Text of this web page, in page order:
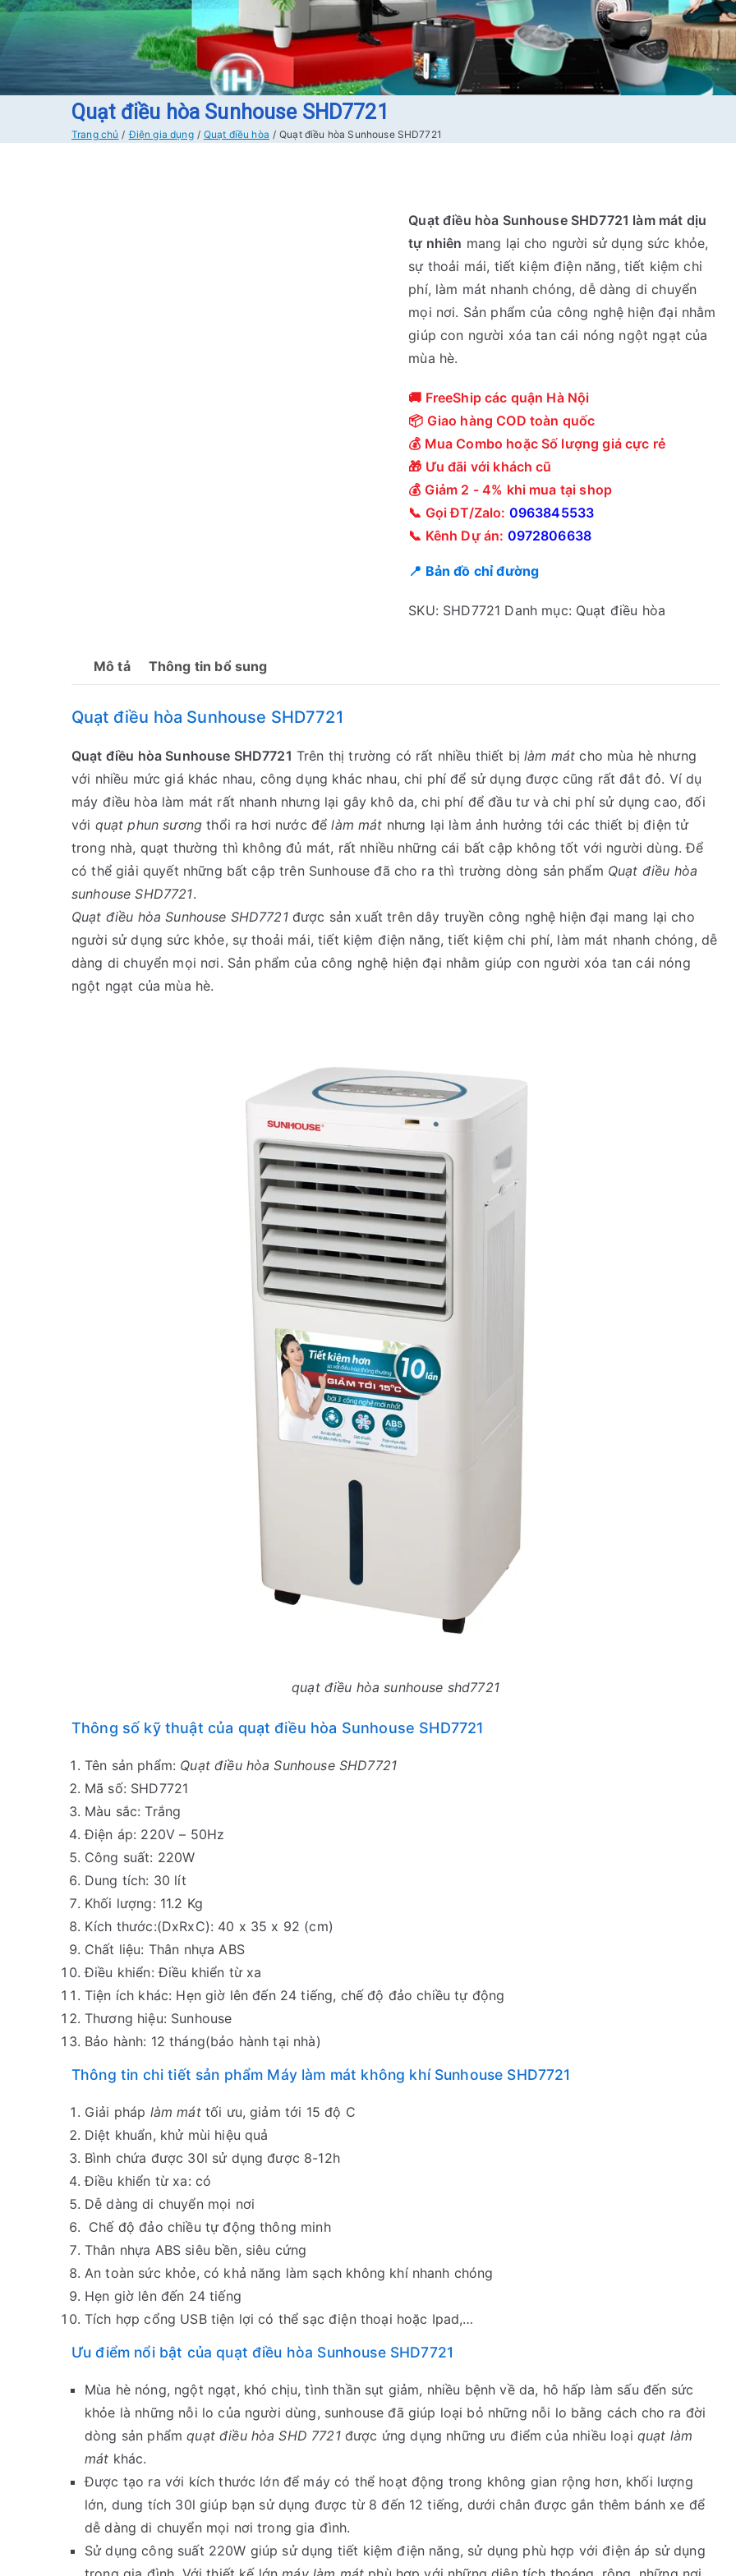
Quạt điều hòa Sunhouse SHD7721
Trang chủ Điện gia dụng Quạt điều hòa Quạt điều hòa Sunhouse SHD7721
Quạt điều hòa Sunhouse SHD7721 làm mát dịu
tự nhiên mang lại cho người sử dụng sức khỏe,
sự thoải mái, tiết kiệm điện năng, tiết kiệm chi
phí, làm mát nhanh chóng, dễ dàng di chuyển
mọi nơi. Sản phẩm của công nghệ hiện đại nhằm
giúp con người xóa tan cái nóng ngột ngạt của
mùa hè.
🚚 FreeShip các quận Hà Nội
📦 Giao hàng COD toàn quốc
💰 Mua Combo hoặc Số lượng giá cực rẻ
🎁 Ưu đãi với khách cũ
💰 Giảm 2 - 4% khi mua tại shop
📞 Gọi ĐT/Zalo: 0963845533
📞 Kênh Dự án: 0972806638
📍 Bản đồ chỉ đường
SKU: SHD7721 Danh mục: Quạt điều hòa
Mô tả Thông tin bổ sung
Quạt điều hòa Sunhouse SHD7721
Quạt điều hòa Sunhouse SHD7721 Trên thị trường có rất nhiều thiết bịlàm mát cho mùa hè nhưng
với nhiều mức giá khác nhau, công dụng khác nhau, chi phí để sử dụng được cũng rất đắt đỏ. Ví dụ
máy điều hòa làm mát rất nhanh nhưng lại gây khô da, chi phí để đầu tư và chi phí sử dụng cao, đối
với quạt phun sươngthổi ra hơi nước đểlàm mát nhưng lại làm ảnh hưởng tới các thiết bị điện tử
trong nhà, quạt thường thì không đủ mát, rất nhiều những cái bất cập không tốt với người dùng. Để
có thể giải quyết những bất cập trên Sunhouse đã cho ra thì trường dòng sản phẩm Quạt điều hòa
sunhouse SHD7721.
Quạt điều hòa Sunhouse SHD7721được sản xuất trên dây truyền công nghệ hiện đại mang lại cho
người sử dụng sức khỏe, sự thoải mái, tiết kiệm điện năng, tiết kiệm chi phí, làm mát nhanh chóng, dễ
dàng di chuyển mọi nơi. Sản phẩm của công nghệ hiện đại nhằm giúp con người xóa tan cái nóng
ngột ngạt của mùa hè.
quạt điều hòa sunhouse shd7721
Thông số kỹ thuật của quạt điều hòa Sunhouse SHD7721
Tên sản phẩm: Quạt điều hòa Sunhouse SHD7721
Mã số: SHD7721
Màu sắc: Trắng
Điện áp: 220V – 50Hz
Công suất: 220W
Dung tích: 30 lít
Khối lượng: 11.2 Kg
Kích thước:(DxRxC): 40 x 35 x 92 (cm)
Chất liệu: Thân nhựa ABS
Điều khiển: Điều khiển từ xa
Tiện ích khác: Hẹn giờ lên đến 24 tiếng, chế độ đảo chiều tự động
Thương hiệu: Sunhouse
Bảo hành: 12 tháng(bảo hành tại nhà)
Thông tin chi tiết sản phẩm Máy làm mát không khí Sunhouse SHD7721
Giải pháp làm máttối ưu, giảm tới 15 độ C
Diệt khuẩn, khử mùi hiệu quả
Bình chứa được 30l sử dụng được 8-12h
Điều khiển từ xa: có
Dễ dàng di chuyển mọi nơi
Chế độ đảo chiều tự động thông minh
Thân nhựa ABS siêu bền, siêu cứng
An toàn sức khỏe, có khả năng làm sạch không khí nhanh chóng
Hẹn giờ lên đến 24 tiếng
Tích hợp cổng USB tiện lợi có thể sạc điện thoại hoặc Ipad,…
Ưu điểm nổi bật của quạt điều hòa Sunhouse SHD7721
Mùa hè nóng, ngột ngạt, khó chịu, tình thần sụt giảm, nhiều bệnh về da, hô hấp làm sấu đến sức
khỏe là những nỗi lo của người dùng, sunhouse đã giúp loại bỏ những nỗi lo bằng cách cho ra đời
dòng sản phẩmquạt điều hòa SHD 7721được ứng dụng những ưu điểm của nhiều loại quạt làm
mát khác.
Được tạo ra với kích thước lớn để máy có thể hoạt động trong không gian rộng hơn, khối lượng
lớn, dung tích 30l giúp bạn sử dụng được từ 8 đến 12 tiếng, dưới chân được gắn thêm bánh xe để
dễ dàng di chuyển mọi nơi trong gia đình.
Sử dụng công suất 220W giúp sử dụng tiết kiệm điện năng, sử dụng phù hợp với điện áp sử dụng